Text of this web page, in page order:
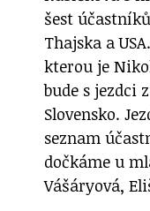
šest
Thajska a
kterou je
bude s jezdci
Slovensko.
seznam
dočkáme u
Vášáryová,